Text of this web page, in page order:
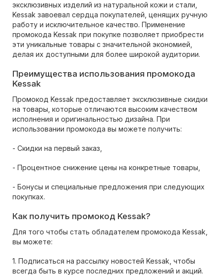
эксклюзивных изделий из натуральной кожи и стали,
Kessak завоевал сердца покупателей, ценящих ручную
работу и исключительное качество. Применение
промокода Kessak при покупке позволяет приобрести
эти уникальные товары с значительной экономией,
делая их доступными для более широкой аудитории.
Преимущества использования промокода
Kessak
Промокод Kessak предоставляет эксклюзивные скидки
на товары, которые отличаются высоким качеством
исполнения и оригинальностью дизайна. При
использовании промокода вы можете получить:
- Скидки на первый заказ,
- Процентное снижение цены на конкретные товары,
- Бонусы и специальные предложения при следующих
покупках.
Как получить промокод Kessak?
Для того чтобы стать обладателем промокода Kessak,
вы можете:
1. Подписаться на рассылку новостей Kessak, чтобы
всегда быть в курсе последних предложений и акций.